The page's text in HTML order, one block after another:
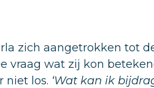
zich aangetrokken tot
vraag wat zij kon
niet los. ‘Wat kan ik